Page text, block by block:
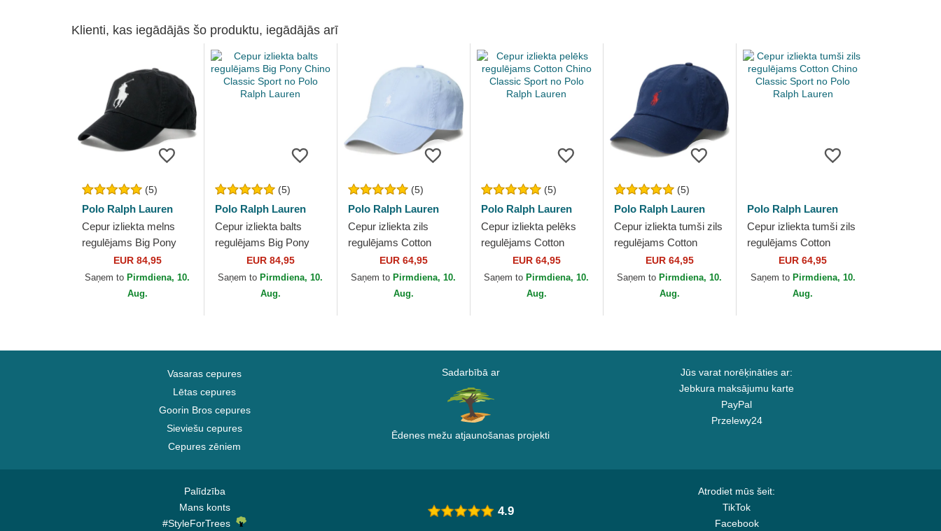
Klienti, kas iegādājās šo produktu, iegādājās arī
(5)
Polo Ralph Lauren
Cepur izliekta melns
regulējams Big Pony
Chino Classic Sport no
Polo Ralph Lauren
EUR 84,95
Saņem to Pirmdiena, 10.
Aug.
(5)
Polo Ralph Lauren
Cepur izliekta balts
regulējams Big Pony
Chino Classic Sport no
Polo Ralph Lauren
EUR 84,95
Saņem to Pirmdiena, 10.
Aug.
(5)
Polo Ralph Lauren
Cepur izliekta zils
regulējams Cotton
Chino Classic Sport no
Polo Ralph Lauren
EUR 64,95
Saņem to Pirmdiena, 10.
Aug.
(5)
Polo Ralph Lauren
Cepur izliekta pelēks
regulējams Cotton
Chino Classic Sport no
Polo Ralph Lauren
EUR 64,95
Saņem to Pirmdiena, 10.
Aug.
(5)
Polo Ralph Lauren
Cepur izliekta tumši zils
regulējams Cotton
Chino Classic Sport no
Polo Ralph Lauren
EUR 64,95
Saņem to Pirmdiena, 10.
Aug.
Polo Ralph Lauren
Cepur izliekta tumši zils
regulējams Cotton
Chino Classic Sport no
Polo Ralph Lauren
EUR 64,95
Saņem to Pirmdiena, 10.
Aug.
Vasaras cepures
Lētas cepures
Goorin Bros cepures
Sieviešu cepures
Cepures zēniem
Sadarbībā ar
Ēdenes mežu atjaunošanas projekti
Jūs varat norēķināties ar:
Jebkura maksājumu karte
PayPal
Przelewy24
Palīdzība
Mans konts
#StyleForTrees
Atrodiet mūs šeit:
TikTok
Facebook
4.9